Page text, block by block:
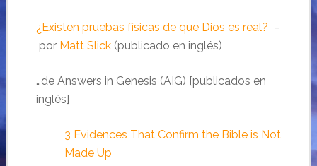
¿Existen pruebas físicas de que Dios es real? –
por Matt Slick(publicado en inglés)
…de Answers in Genesis (AIG) [publicados en
inglés]
3 Evidences That Confirm the Bible is Not
Made Up